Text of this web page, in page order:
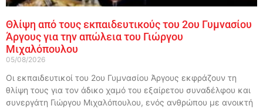
Θλίψη από τους εκπαιδευτικούς του 2ου Γυμνασίου
Άργους για την απώλεια του Γιώργου
Μιχαλόπουλου
05/08/2026
Οι εκπαιδευτικοί του 2ου Γυμνασίου Άργους εκφράζουν τη
θλίψη τους για τον άδικο χαμό του εξαίρετου συναδέλφου και
συνεργάτη Γιώργου Μιχαλόπουλου, ενός ανθρώπου με ανοικτή